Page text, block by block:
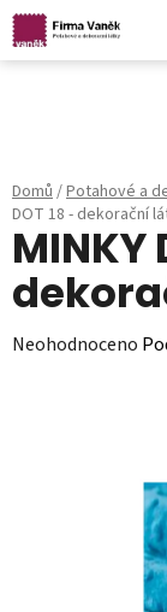
Domů/Potahové a
DOT 18 - dekorační
MINKY
Průměrné
Neohodnoceno